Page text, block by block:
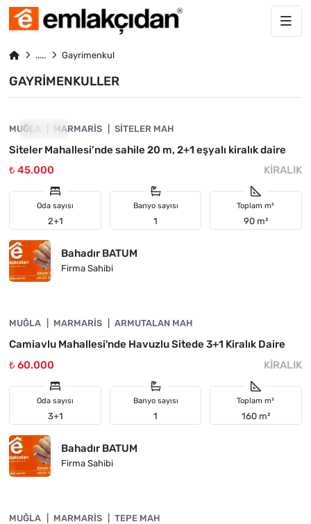
Gayrimenkul
GAYRIMENKULLER
KIRALIK
MUĞLA MARMARIS SITELER MAH
Siteler Mahallesi’nde sahile 20 m, 2+1 eşyalı kiralık daire
₺ 45.000
KIRALIK
Oda sayısı
2+1
Banyo sayısı
1
Toplam m²
90 m²
Bahadır BATUM
Firma Sahibi
ÖNE ÇIKAN
MUĞLA MARMARIS ARMUTALAN MAH
Camiavlu Mahallesi'nde Havuzlu Sitede 3+1 Kiralık Daire
₺ 60.000
KIRALIK
Oda sayısı
3+1
Banyo sayısı
1
Toplam m²
160 m²
Bahadır BATUM
Firma Sahibi
ÖNE ÇIKAN
MUĞLA MARMARIS TEPE MAH